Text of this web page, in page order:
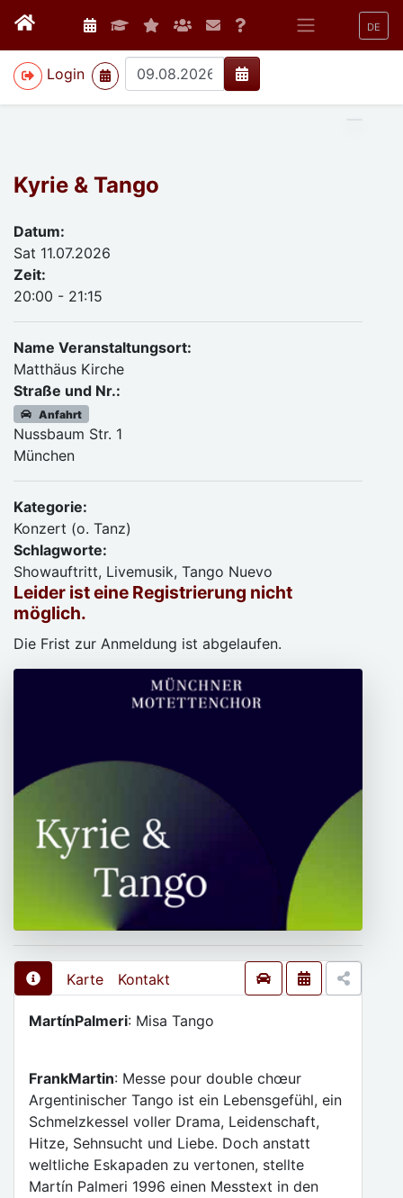
DE
Login
>
Kyrie & Tango
Datum:
Sat 11.07.2026
Zeit:
20:00 - 21:15
Name Veranstaltungsort:
Matthäus Kirche
Straße und Nr.:
Anfahrt
Nussbaum Str. 1
München
Kategorie:
Konzert (o. Tanz)
Schlagworte:
Showauftritt, Livemusik, Tango Nuevo
Leider ist eine Registrierung nicht
möglich.
Die Frist zur Anmeldung ist abgelaufen.
Karte Kontakt
MartínPalmeri: Misa Tango
FrankMartin: Messe pour double chœur
Argentinischer Tango ist ein Lebensgefühl, ein
Schmelzkessel voller Drama, Leidenschaft,
Hitze, Sehnsucht und Liebe. Doch anstatt
weltliche Eskapaden zu vertonen, stellte
Martín Palmeri 1996 einen Messtext in den